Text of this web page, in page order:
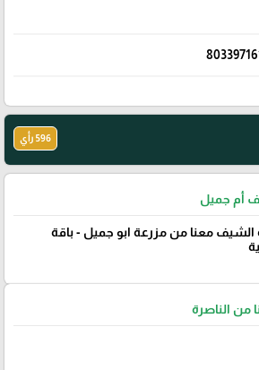
596 رأي
أم جميل
الشيف معنا من مزرعة ابو جميل - باقة
من الناصرة